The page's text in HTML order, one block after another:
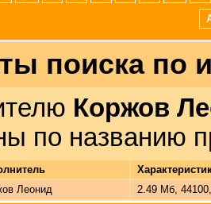
поиска по
Коржов
по названию
Леонид 2.49 Мб,